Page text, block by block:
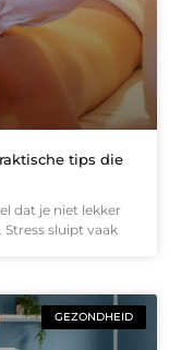
tips die
dat je niet lekker
sluipt vaak
GEZONDHEID